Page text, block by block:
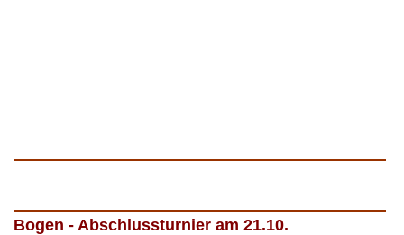
Bogen - Abschlussturnier am 21.10.